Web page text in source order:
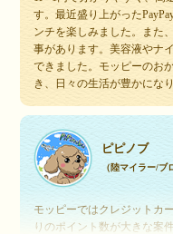
す。最近盛り上がった
ンチを楽しみました。また
事があります。美容液やナ
できました。モッピーのお
き、日々の生活が豊かにな
ピピノブ
（陸マイラー/ブ
モッピーではクレジットカ
りのポイント数が大きな案